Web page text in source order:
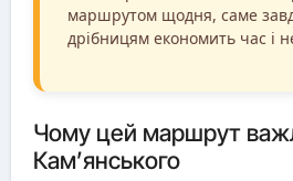
маршрутом щодня, саме
дрібницям економить час і
Чому цей маршрут
Кам’янського